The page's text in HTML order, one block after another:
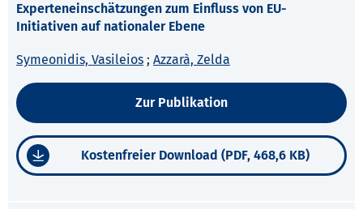
Experteneinschätzungen zum Einfluss von EU-
Initiativen auf nationaler Ebene
Symeonidis, Vasileios ; Azzarà, Zelda
Zur Publikation
Kostenfreier Download (PDF, 468,6 KB)